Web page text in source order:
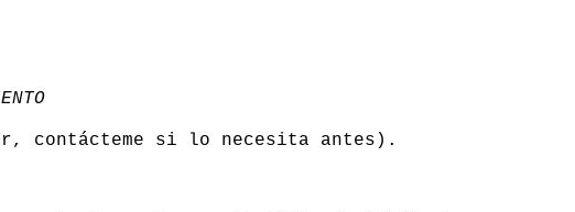
contácteme si lo necesita antes).